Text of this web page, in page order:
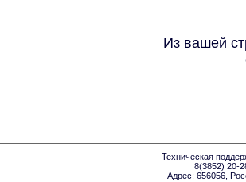
Из вашей
Техническая
8(3852) 20-
Адрес: 656056,